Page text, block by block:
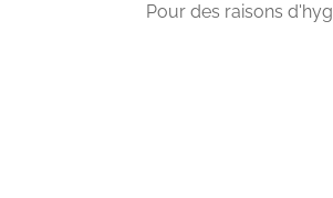
Pour des raisons